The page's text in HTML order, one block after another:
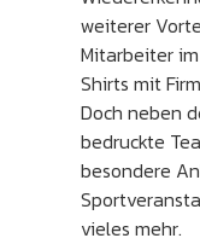
weiterer
Mitarbeiter
Shirts mit
Doch neben
bedruckte
besondere
vieles mehr.